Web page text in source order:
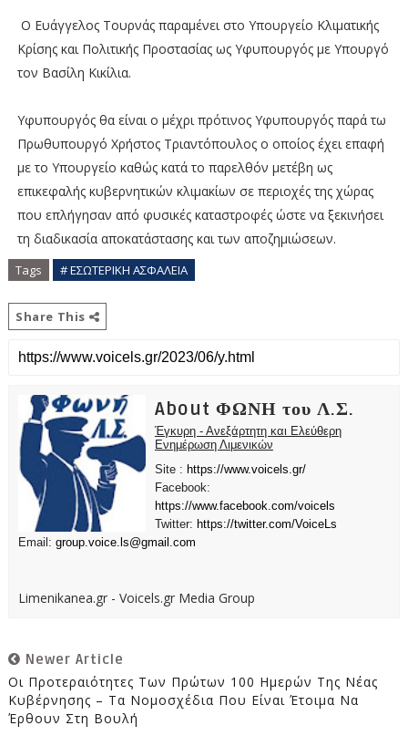
Ο Ευάγγελος Τουρνάς παραμένει στο Υπουργείο Κλιματικής
Κρίσης και Πολιτικής Προστασίας ως Υφυπουργός με Υπουργό
τον Βασίλη Κικίλια.
Υφυπουργός θα είναι ο μέχρι πρότινος Υφυπουργός παρά τω
Πρωθυπουργό Χρήστος Τριαντόπουλος ο οποίος έχει επαφή
με το Υπουργείο καθώς κατά το παρελθόν μετέβη ως
επικεφαλής κυβερνητικών κλιμακίων σε περιοχές της χώρας
που επλήγησαν από φυσικές καταστροφές ώστε να ξεκινήσει
τη διαδικασία αποκατάστασης και των αποζημιώσεων.
Tags # ΕΣΩΤΕΡΙΚΗ ΑΣΦΑΛΕΙΑ
Share This
About ΦΩΝΗ του Λ.Σ.
Έγκυρη - Ανεξάρτητη και Ελεύθερη
Ενημέρωση Λιμενικών
Site : https://www.voicels.gr/
Facebook:
https://www.facebook.com/voicels
Twitter: https://twitter.com/VoiceLs
Email: group.voice.ls@gmail.com
Limenikanea.gr - Voicels.gr Media Group
Newer Article
Οι Προτεραιότητες Των Πρώτων 100 Ημερών Της Νέας
Κυβέρνησης – Τα Νομοσχέδια Που Είναι Έτοιμα Να
Έρθουν Στη Βουλή